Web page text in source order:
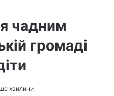
чадним
громаді
хвилини